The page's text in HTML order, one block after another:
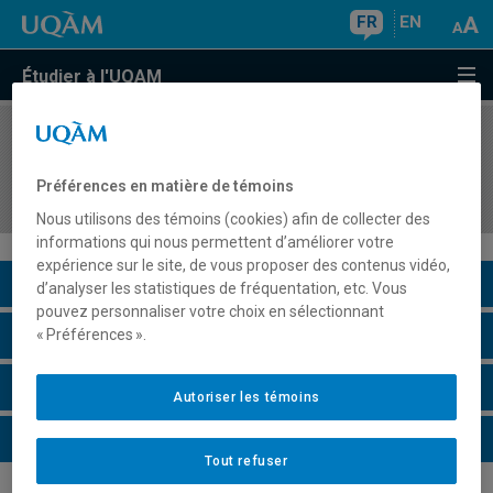
FR EN
Étudier à l'UQAM
COURS//
seconde
Description du cours
Horaire - Été 2026
Horaire - Automne 2026
Horaire - Hiver 2027
Préférences en matière de témoins
Nous utilisons des témoins (cookies) afin de collecter des
informations qui nous permettent d’améliorer votre
expérience sur le site, de vous proposer des contenus vidéo,
d’analyser les statistiques de fréquentation, etc. Vous
pouvez personnaliser votre choix en sélectionnant
« Préférences ».
Tout refuser
Autoriser les témoins